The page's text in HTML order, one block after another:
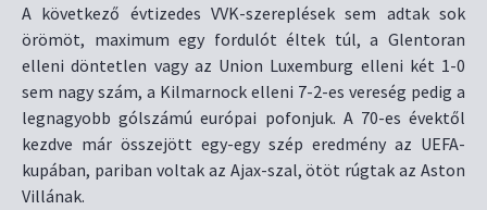
A következő évtizedes VVK-szereplések sem adtak sok
örömöt, maximum egy fordulót éltek túl, a Glentoran
elleni döntetlen vagy az Union Luxemburg elleni két 1-0
sem nagy szám, a Kilmarnock elleni 7-2-es vereség pedig a
legnagyobb gólszámú európai pofonjuk. A 70-es évektől
kezdve már összejött egy-egy szép eredmény az UEFA-
kupában, pariban voltak az Ajax-szal, ötöt rúgtak az Aston
Villának.